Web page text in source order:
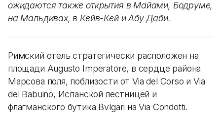
ожидаются также открытия в Майами, Бодруме,
на Мальдивах, в Кейв-Кей и Абу Даби.
Римский отель стратегически расположен на
площади Augusto Imperatore, в сердце района
Марсова поля, поблизости от Via del Corso и Via
del Babuino, Испанской лестницей и
флагманского бутика Bvlgari на Via Condotti.